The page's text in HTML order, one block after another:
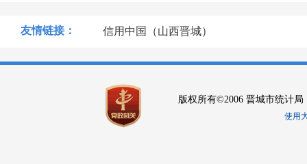
友情链接： 信用中国（山西晋城）
版权所有©2006 晋城市统计局
使用